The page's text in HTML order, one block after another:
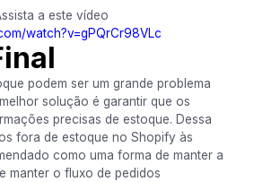
a este vídeo
watch?v=gPQrCr98VLc
podem ser um grande problema
solução é garantir que os
precisas de estoque. Dessa
fora de estoque no Shopify às
como uma forma de manter a
manter o fluxo de pedidos